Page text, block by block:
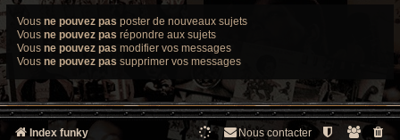
Vous ne pouvez pas poster de nouveaux sujets
Vous ne pouvez pas répondre aux sujets
Vous ne pouvez pas modifier vos messages
Vous ne pouvez pas supprimer vos messages
Index funky Nous contacter